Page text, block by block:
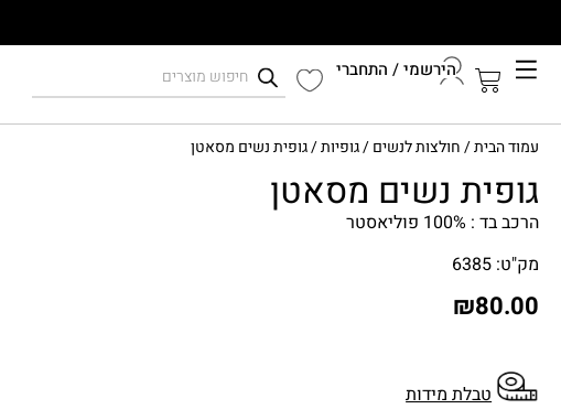
הירשמי / התחברי
עמוד הבית/חולצות לנשים/גופיות/ גופית נשים מסאטן
גופית נשים מסאטן
הרכב בד : 100% פוליאסטר
מק"ט: 6385
₪80.00
טבלת מידות